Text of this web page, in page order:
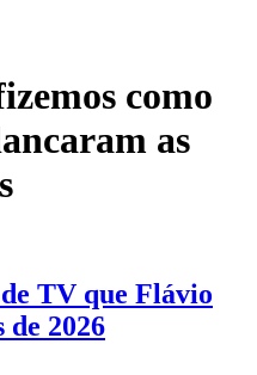
como
as
TV que Flávio
de 2026